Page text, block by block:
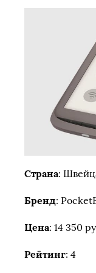
Страна:
Бренд:
Цена: 14 350
Рейтинг: 4